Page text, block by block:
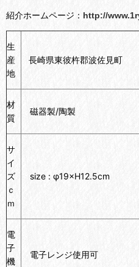
紹介ホームページ： http://
生
産
地
長崎県東彼杵郡波佐見町
材
質
磁器製/陶製
サ
イ
ズ
ｃ
ｍ
size : φ19×H12.5cm
電
子
機
電子レンジ使用可